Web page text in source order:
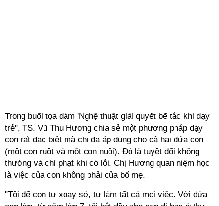
Trong buổi tọa đàm 'Nghệ thuật giải quyết bế tắc khi dạy
trẻ", TS. Vũ Thu Hương chia sẻ một phương pháp dạy
con rất đặc biệt mà chị đã áp dụng cho cả hai đứa con
(một con ruột và một con nuôi). Đó là tuyệt đối không
thưởng và chỉ phạt khi có lỗi. Chị Hương quan niệm học
là việc của con không phải của bố mẹ.
"Tôi để con tự xoay sở, tự làm tất cả mọi việc. Với đứa